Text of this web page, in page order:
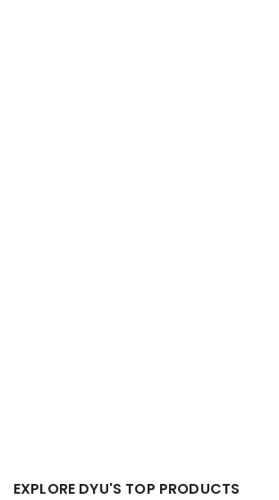
EXPLORE DYU'S TOP PRODUCTS